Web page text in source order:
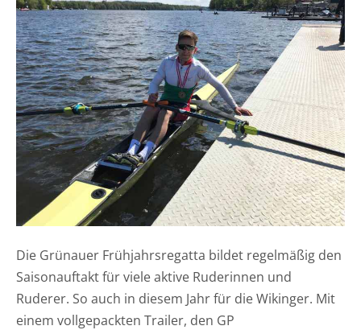
Die Grünauer Frühjahrsregatta bildet regelmäßig den
Saisonauftakt für viele aktive Ruderinnen und
Ruderer. So auch in diesem Jahr für die Wikinger. Mit
einem vollgepackten Trailer, den GP